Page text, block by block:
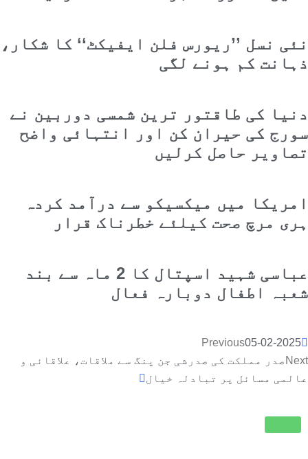
نئی نسل ’’ریورس فلن ایفیکٹ‘‘ کا شکار،
ذہانت کم ہونے لگی
دنیا کی طاقتور ترین شمسی دوربین نے
سورج کی حیران کن اور انتہائی واضح
تصاویر حاصل کرلیں
امریکا میں میکسیکو سے درآمد کردہ
ہری مرچ صحت کیلئے خطرناک قرار
عباسی شہید اسپتال کا 2 ماہ سے بند
شعبہ اطفال دوبارہ فعال
Previous05-02-2025
Next صدر مملکت کی صدرشی جن پنگ سے ملاقات، علاقائی و
عالمی مسائل پر تبادلہ خیال